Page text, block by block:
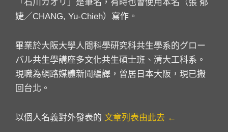
「石川カオリ」是筆名，有時也會使用本名（張 郁
婕／CHANG, Yu-Chieh）寫作。
畢業於大阪大學人間科學研究科共生學系的グロー
バル共生學講座多文化共生碩士班、清大工科系。
現職為網路媒體新聞編譯，曾居日本大阪，現已搬
回台北。
以個人名義對外發表的 文章列表由此去 ←